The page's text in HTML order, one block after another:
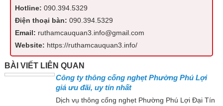
Hotline:090.394.5329
Điện thoại bàn:090.394.5329
Email: ruthamcauquan3.info@gmail.com
Website: https://ruthamcauquan3.info/
BÀI VIẾT LIÊN QUAN
Công ty thông cống nghẹt Phường Phú Lợi
giá ưu đãi, uy tín nhất
Dịch vụ thông cống nghẹt Phường Phú Lợi Đại Tín